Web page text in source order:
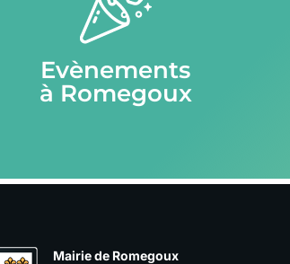
Evènements
à Romegoux
Mairie de Romegoux